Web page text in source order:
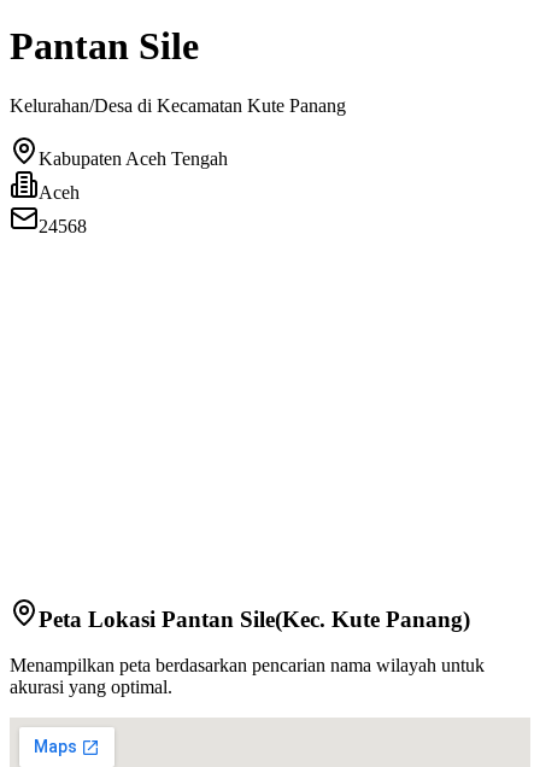
Pantan Sile
Kelurahan/Desa di Kecamatan Kute Panang
Kabupaten Aceh Tengah
Aceh
24568
Peta Lokasi Pantan Sile(Kec. Kute Panang)
Menampilkan peta berdasarkan pencarian nama wilayah untuk
akurasi yang optimal.